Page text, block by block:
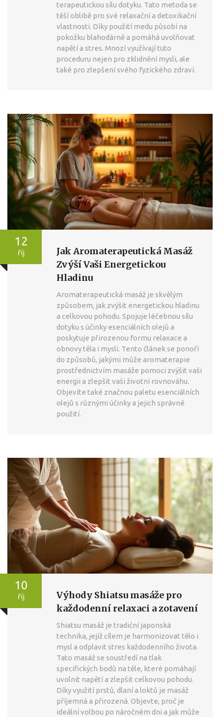
terapeutickou sílu dotyku. Tato metoda se
těší oblibě pro své relaxační a detoxikační
vlastnosti. Díky použití medu působí na
pokožku blahodárně a pomáhá uvolňovat
napětí a stres. Mnozí využívají tuto
proceduru nejen pro zklidnění mysli, ale
také pro zlepšení svého fyzického zdraví.
12
říj
Jak Aromaterapeutická Masáž
Zvýší Vaši Energetickou
Hladinu
Aromaterapeutická masáž je skvělým
způsobem, jak zvýšit energetickou hladinu
a celkovou pohodu. Spojuje léčebnou sílu
dotyku s účinky esenciálních olejů a
poskytuje přirozenou formu relaxace a
obnovy těla i mysli. Tento článek se ponoří
do způsobů, jakými může aromaterapie
prostřednictvím masáže pomoci zvýšit vaši
energii a zlepšit vaši životní rovnováhu.
Objevíte také značnou paletu esenciálních
olejů s různými účinky a jejich správné
použití.
10
říj
Výhody Shiatsu masáže pro
každodenní relaxaci a zotavení
Shiatsu masáž je tradiční japonská
technika, jejíž cílem je harmonizovat tělo i
mysl a odplavit stres každodenního života.
Tato masáž se soustředí na tlak
specifických bodů na těle, které pomáhají
uvolnit napětí a zlepšit celkovou pohodu.
Díky využití prstů, dlaní a loktů je masáž
příjemná a přirozená. Objevte, proč je
ideální volbou po náročném dni a jak může